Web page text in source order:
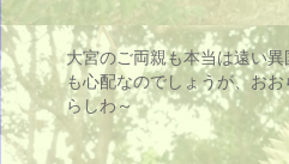
大宮のご両親も本当は遠い
も心配なのでしょうが、お
らしわ～